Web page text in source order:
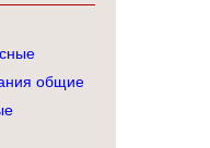
общие